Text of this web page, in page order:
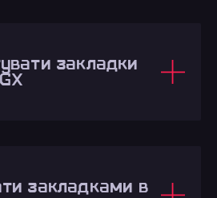
закладки
закладками в